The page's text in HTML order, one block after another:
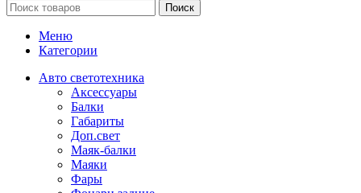
Поиск
Меню
Категории
Авто светотехника
Аксессуары
Балки
Габариты
Доп.свет
Маяк-балки
Маяки
Фары